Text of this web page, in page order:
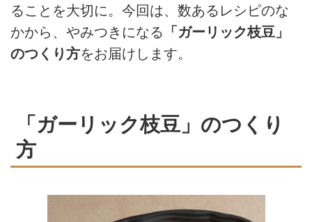
ることを大切に。今回は、数あるレシピのな
かから、やみつきになる 「ガーリック枝豆」
のつくり方をお届けします。
「ガーリック枝豆」のつくり
方